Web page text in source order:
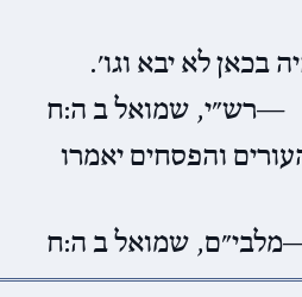
בכאן לא יבא וגו׳.
רש״י, שמואל ב ה:ח
והפסחים יאמרו
מלבי״ם, שמואל ב ה:ח